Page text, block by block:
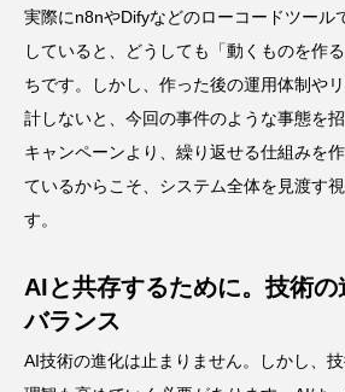
実際にn8nやDifyなどのローコードツール
していると、どうしても「動くものを作
ちです。しかし、作った後の運用体制や
計しないと、今回の事件のような事態を
キャンペーンより、繰り返せる仕組みを
ているからこそ、システム全体を見渡す
す。
AIと共存するために。技術
バランス
AI技術の進化は止まりません。しかし、